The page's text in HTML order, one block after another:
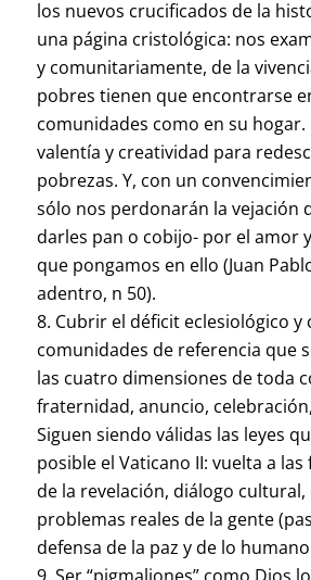
los nuevos crucificados de la
una página cristológica: nos
y comunitariamente, de la
pobres tienen que encontrarse
comunidades como en su
valentía y creatividad para
pobrezas. Y, con un
sólo nos perdonarán la vejación
darles pan o cobijo- por el amor
que pongamos en ello (Juan
adentro, n 50).
Cubrir el déficit eclesiológico y
comunidades de referencia que
las cuatro dimensiones de toda
fraternidad, anuncio,
Siguen siendo válidas las leyes
posible el Vaticano II: vuelta a
de la revelación, diálogo
problemas reales de la gente
defensa de la paz y de lo